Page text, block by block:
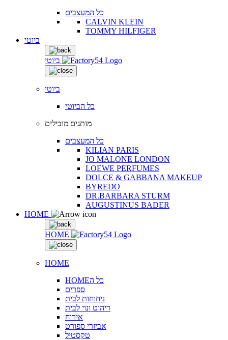
כל המעצבים
CALVIN KLEIN
TOMMY HILFIGER
ביוטי
ביוטי
ביוטי
כל הביוטי
מותגים מובילים
כל המעצבים
KILIAN PARIS
JO MALONE LONDON
LOEWE PERFUMES
DOLCE & GABBANA MAKEUP
BYREDO
DR.BARBARA STURM
AUGUSTINUS BADER
HOME
HOME
HOME
HOMEכל ה
ספרים
ניחוחות לבית
ריהוט ונוי לבית
אירוח
אביזרי ספורט
טקסטיל